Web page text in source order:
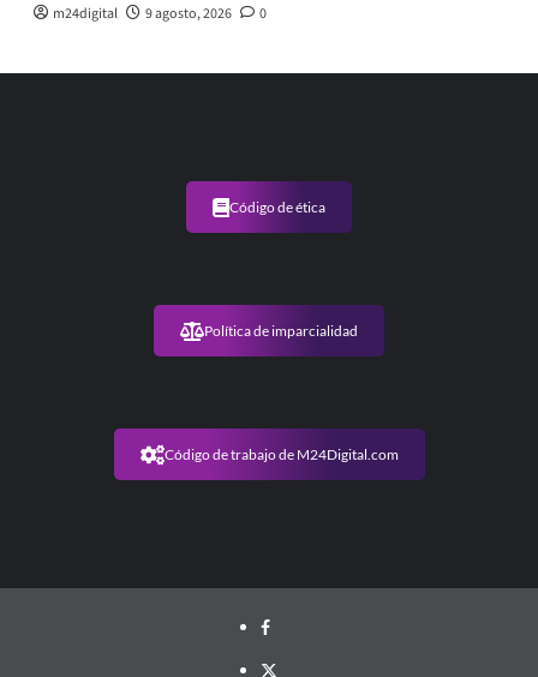
m24digital 9 agosto, 2026 0
Código de ética
Política de imparcialidad
Código de trabajo de M24Digital.com